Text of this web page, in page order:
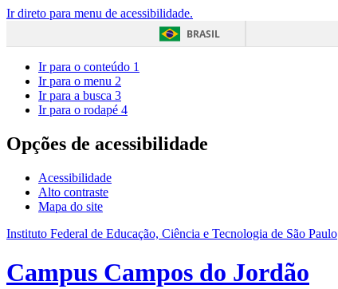
Ir direto para menu de acessibilidade.
BRASIL
Ir para o conteúdo 1
Ir para o menu 2
Ir para a busca 3
Ir para o rodapé 4
Opções de acessibilidade
Acessibilidade
Alto contraste
Mapa do site
Instituto Federal de Educação, Ciência e Tecnologia de São Paulo
Campus Campos do Jordão